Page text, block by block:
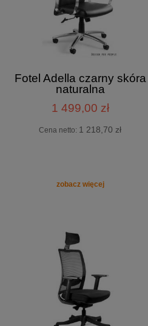
Fotel Adella czarny skóra
naturalna
1 499,00 zł
Cena netto: 1 218,70 zł
zobacz więcej